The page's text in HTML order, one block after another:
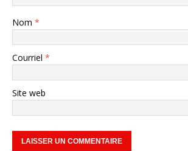
Nom *
Courriel *
Site web